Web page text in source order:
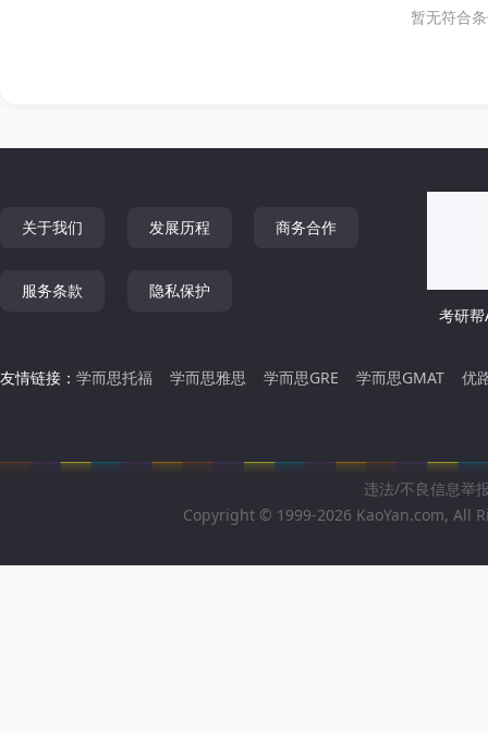
暂无符合
关于我们 发展历程 商务合作
服务条款
隐私保护
考研帮
友情链接： 学而思托福 学而思雅思 学而思GRE 学而思GMAT 优
违法/不良信息举
Copyright © 1999-2026 KaoYan.com, All